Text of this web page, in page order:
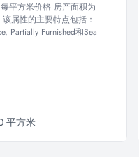
平方米价格 房产面积为
属性的主要特点包括：
Partially Furnished和Sea
平方米